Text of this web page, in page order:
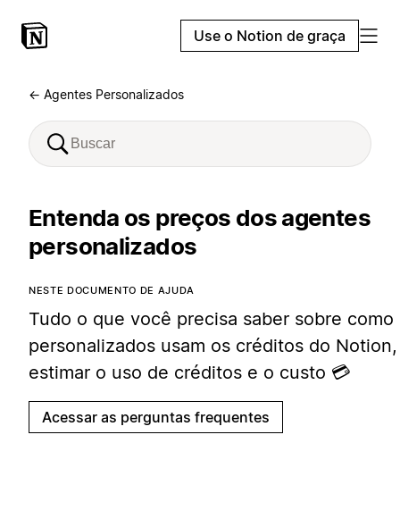
Use o Notion de graça
← Agentes Personalizados
Entenda os preços dos agentes
personalizados
NESTE DOCUMENTO DE AJUDA
Tudo o que você precisa saber sobre como
personalizados usam os créditos do
estimar o uso de créditos e o custo 💳
Acessar as perguntas frequentes